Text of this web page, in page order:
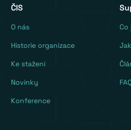
ČIS
O nás
Historie organizace
Ke stažení
Novinky
Konference